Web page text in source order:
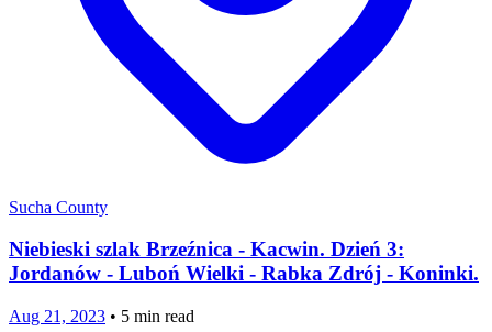
Sucha County
Niebieski szlak Brzeźnica - Kacwin. Dzień 3:
Jordanów - Luboń Wielki - Rabka Zdrój - Koninki.
Aug 21, 2023 • 5 min read